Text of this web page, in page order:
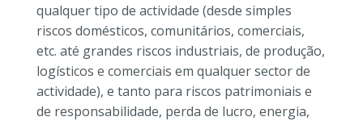
qualquer tipo de actividade (desde simples
riscos domésticos, comunitários, comerciais,
etc. até grandes riscos industriais, de produção,
logísticos e comerciais em qualquer sector de
actividade), e tanto para riscos patrimoniais e
de responsabilidade, perda de lucro, energia,